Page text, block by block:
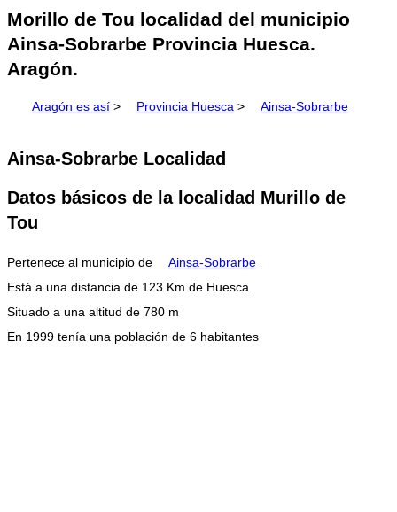
Morillo de Tou localidad del municipio
Ainsa-Sobrarbe Provincia Huesca.
Aragón.
Aragón es así > Provincia Huesca > Ainsa-Sobrarbe
Ainsa-Sobrarbe Localidad
Datos básicos de la localidad Murillo de
Tou
Pertenece al municipio de
Ainsa-Sobrarbe
Está a una distancia de 123 Km de Huesca
Situado a una altitud de 780 m
En 1999 tenía una población de 6 habitantes